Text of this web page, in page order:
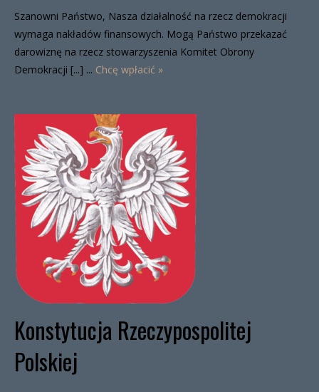
Szanowni Państwo, Nasza działalność na rzecz demokracji
wymaga nakładów finansowych. Mogą Państwo przekazać
darowiznę na rzecz stowarzyszenia Komitet Obrony
Demokracji [...] ... Chcę wpłacić »
Konstytucja Rzeczypospolitej
Polskiej